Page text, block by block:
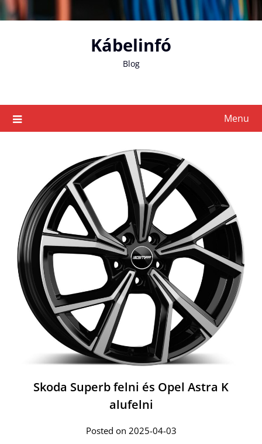
Skip
to
Kábelinfó
Blog
Menu
Skoda Superb felni és Opel Astra K
alufelni
Posted on 2025-04-03